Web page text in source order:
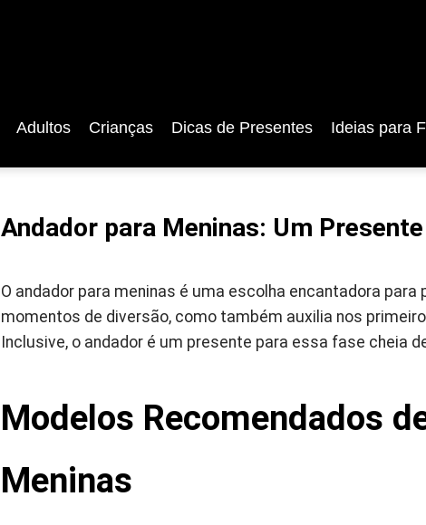
Adultos Crianças Dicas de Presentes Ideias para
Andador para Meninas: Um
O andador para meninas é uma escolha encantadora
momentos de diversão, como também auxilia nos
Inclusive, o andador é um presente para essa fase cheia
Modelos Recomendados
Meninas